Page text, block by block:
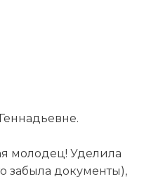
выдала на
ответила на все
что когда
врачей,
молодец! Уделила
забыла документы),